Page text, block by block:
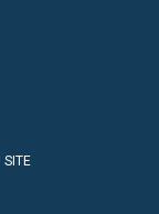
SITE